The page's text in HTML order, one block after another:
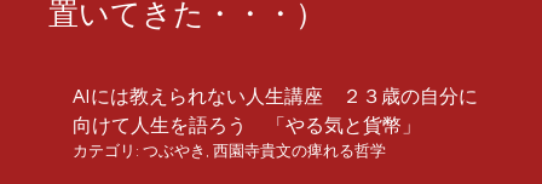
置いてきた・・・）
AIには教えられない人生講座 ２３歳の自分に
向けて人生を語ろう 「やる気と貨幣」
カテゴリ: つぶやき , 西園寺貴文の痺れる哲学